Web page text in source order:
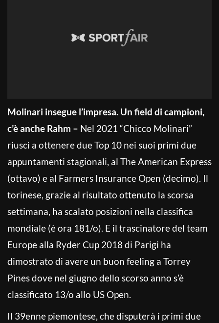
Molinari insegue l’impresa. Un field di campioni,
c’è anche Rahm – Nel 2021 “Chicco Molinari”
riuscì a ottenere due Top 10 nei suoi primi due
appuntamenti stagionali, al The American Express
(ottavo) e al Farmers Insurance Open (decimo). Il
torinese, grazie al risultato ottenuto la scorsa
settimana, ha scalato posizioni nella classifica
mondiale (è ora 181/o). E il trascinatore del team
Europe alla Ryder Cup 2018 di Parigi ha
dimostrato di avere un buon feeling a Torrey
Pines dove nel giugno dello scorso anno s’è
classificato 13/o allo US Open.
Il 39enne piemontese, che disputerà i primi due